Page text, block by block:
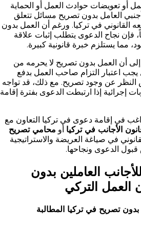
أو تعويضات حوادث العمل أو الحماية
العامل بدون تصريح مسائل تتعلق
القانوني في تركيا. ورغم أن العمل بدون
فإن نجاح الدعوى يتطلب إثبات علاقة
مما يستلزم خبرة قانونية كبيرة.
أن العمل بدون تصريح لا يحرمه من
اعتبار التزام صاحب العمل بدفع
النظر عن وجود تصريح. مع ذلك، قد تواجه
إجرائية إذا ارتبطت الدعوى بفترة إقامة
في إقامة دعوى في تركيا التعاون مع
الأجانب في تركيا أو محامي تصريح
في صياغة العريضة والاستراتيجية
الدعوى ونجاحها.
العاملين بدون
التركي
تصريح في تركيا المطالبة